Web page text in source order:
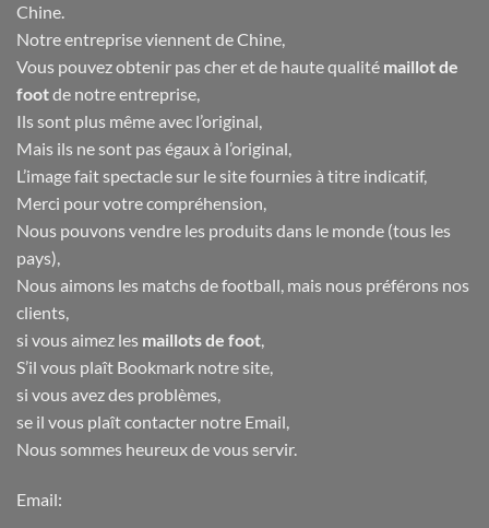
Chine.
Notre entreprise viennent de Chine,
Vous pouvez obtenir pas cher et de haute qualité maillot de
footde notre entreprise,
Ils sont plus même avec l’original,
Mais ils ne sont pas égaux à l’original,
L’image fait spectacle sur le site fournies à titre indicatif,
Merci pour votre compréhension,
Nous pouvons vendre les produits dans le monde (tous les
pays),
Nous aimons les matchs de football, mais nous préférons nos
clients,
si vous aimez les maillots de foot,
S’il vous plaît Bookmark notre site,
si vous avez des problèmes,
se il vous plaît contacter notre Email,
Nous sommes heureux de vous servir.
Email: